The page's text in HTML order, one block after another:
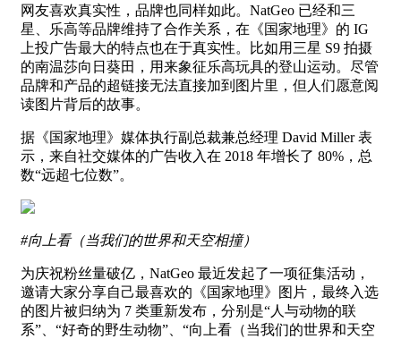
网友喜欢真实性，品牌也同样如此。NatGeo 已经和三
星、乐高等品牌维持了合作关系，在《国家地理》的 IG
上投广告最大的特点也在于真实性。比如用三星 S9 拍摄
的南温莎向日葵田，用来象征乐高玩具的登山运动。尽管
品牌和产品的超链接无法直接加到图片里，但人们愿意阅
读图片背后的故事。
据《国家地理》媒体执行副总裁兼总经理 David Miller 表
示，来自社交媒体的广告收入在 2018 年增长了 80%，总
数“远超七位数”。
#向上看（当我们的世界和天空相撞）
为庆祝粉丝量破亿，NatGeo 最近发起了一项征集活动，
邀请大家分享自己最喜欢的《国家地理》图片，最终入选
的图片被归纳为 7 类重新发布，分别是“人与动物的联
系”、“好奇的野生动物”、“向上看（当我们的世界和天空